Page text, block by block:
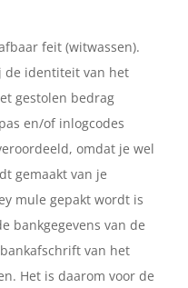
feit (witwassen).
de identiteit van het
gestolen bedrag
en/of inlogcodes
omdat je wel
gemaakt van je
mule gepakt wordt is
bankgegevens van de
van het
Het is daarom voor de